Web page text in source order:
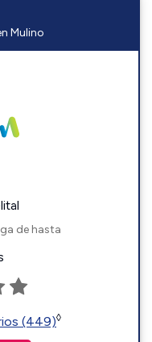
Mulino
de hasta
(449)◊